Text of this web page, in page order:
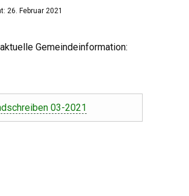
26. Februar 2021
Gemeindeinformation:
03-2021